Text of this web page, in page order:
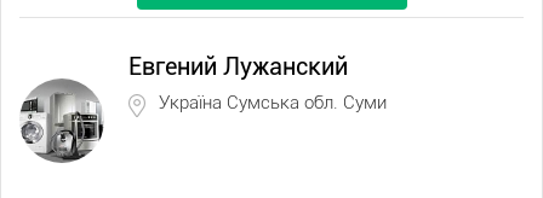
Евгений Лужанский
Україна Сумська обл. Суми